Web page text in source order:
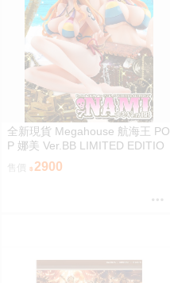
全新現貨 Megahouse 航海王 PO
P 娜美 Ver.BB LIMITED EDITIO
N PVC
售價 2900